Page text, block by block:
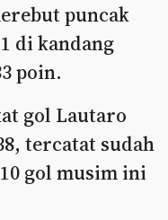
puncak
di kandang
poin.
gol Lautaro
tercatat sudah
gol musim ini